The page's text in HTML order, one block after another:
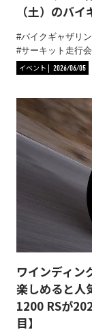
（土）のバ
バイクギャザリ
サーキット走行会
イベント
2026/06/05
ワインディン
楽しめると
1200 RSが
目】